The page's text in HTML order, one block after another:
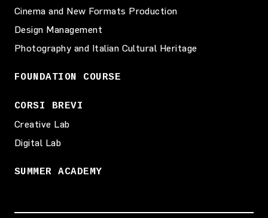
Cinema and New Formats Production
Design Management
Photography and Italian Cultural Heritage
FOUNDATION COURSE
CORSI BREVI
Creative Lab
Digital Lab
SUMMER ACADEMY